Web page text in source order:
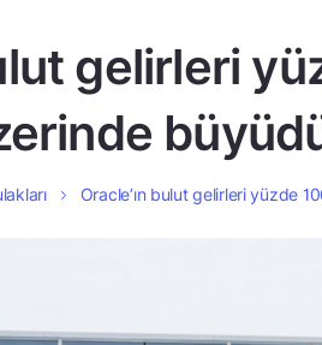
gelirleri
Oracle’ın bulut gelirleri yüzde